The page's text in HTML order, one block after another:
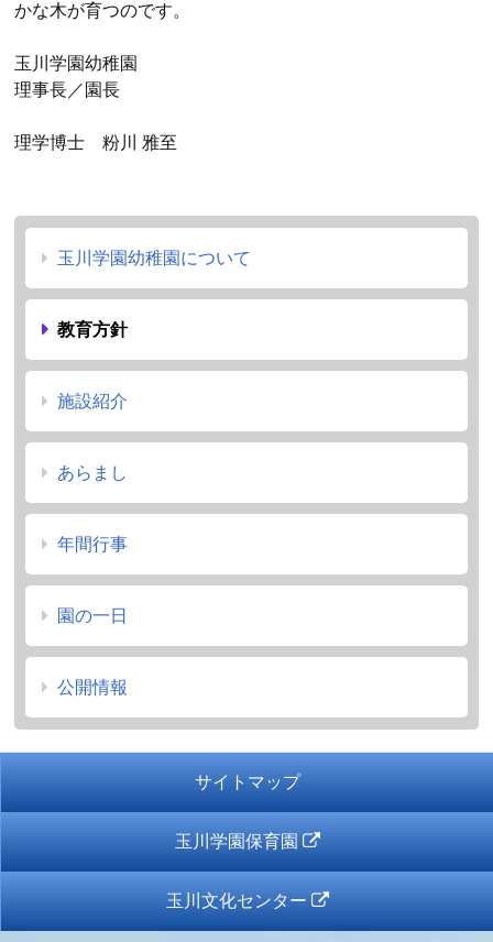
かな木が育つのです。
玉川学園幼稚園
理事長／園長
理学博士 粉川 雅至
玉川学園幼稚園について
教育方針
施設紹介
あらまし
年間行事
園の一日
公開情報
サイトマップ
玉川学園保育園
玉川文化センター